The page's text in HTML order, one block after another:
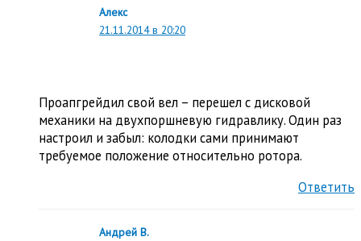
Алекс
21.11.2014 в 20:20
Проапгрейдил свой вел – перешел с дисковой
механики на двухпоршневую гидравлику. Один раз
настроил и забыл: колодки сами принимают
требуемое положение относительно ротора.
Ответить
Андрей В.